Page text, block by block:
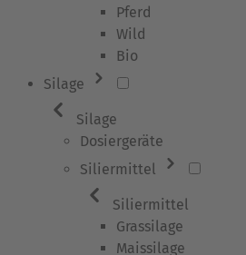
Pferd
Wild
Bio
Silage
Silage
Dosiergeräte
Siliermittel
Siliermittel
Grassilage
Maissilage